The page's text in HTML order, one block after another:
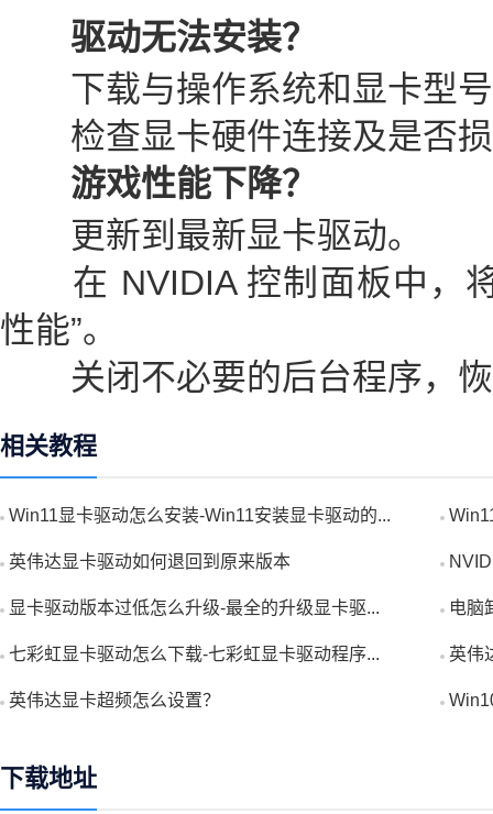
驱动无法安装？
下载与操作系统和显卡型号
检查显卡硬件连接及是否
游戏性能下降？
更新到最新显卡驱动。
在 NVIDIA 控制面板中，将
性能”。
关闭不必要的后台程序，恢
相关教程
Win11显卡驱动怎么安装-Win11安装显卡驱动的...
英伟达显卡驱动如何退回到原来版本
显卡驱动版本过低怎么升级-最全的升级显卡驱... 电脑
七彩虹显卡驱动怎么下载-七彩虹显卡驱动程序... 英伟
英伟达显卡超频怎么设置？
下载地址